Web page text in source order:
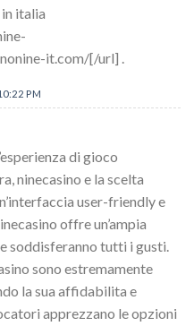
italia
it.com/[/url] .
PM
di gioco
ninecasino e la scelta
user-friendly e
offre un’ampia
soddisferanno tutti i gusti.
sono estremamente
la sua affidabilita e
apprezzano le opzioni